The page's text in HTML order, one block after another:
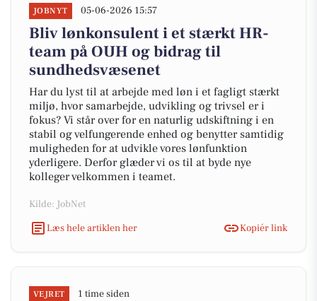
JOBNYT 05-06-2026 15:57
Bliv lønkonsulent i et stærkt HR-
team på OUH og bidrag til
sundhedsvæsenet
Har du lyst til at arbejde med løn i et fagligt stærkt
miljø, hvor samarbejde, udvikling og trivsel er i
fokus? Vi står over for en naturlig udskiftning i en
stabil og velfungerende enhed og benytter samtidig
muligheden for at udvikle vores lønfunktion
yderligere. Derfor glæder vi os til at byde nye
kolleger velkommen i teamet.
Kilde: JobNet
Læs hele artiklen her
Kopiér link
VEJRET 1 time siden